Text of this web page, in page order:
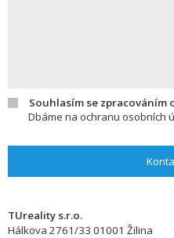
Souhlasím se zpracováním
Dbáme na ochranu osobních
TUreality s.r.o.
Hálkova 2761/33 01001 Žilina